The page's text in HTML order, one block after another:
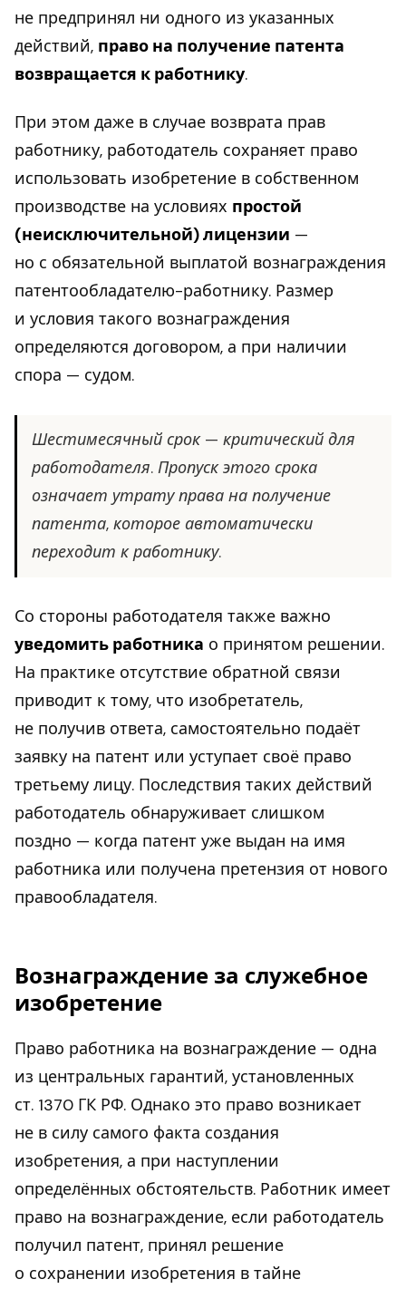
не предпринял ни одного из указанных
действий, право на получение патента
возвращается к работнику.
При этом даже в случае возврата прав
работнику, работодатель сохраняет право
использовать изобретение в собственном
производстве на условиях простой
(неисключительной) лицензии —
но с обязательной выплатой вознаграждения
патентообладателю-работнику. Размер
и условия такого вознаграждения
определяются договором, а при наличии
спора — судом.
Шестимесячный срок — критический для
работодателя. Пропуск этого срока
означает утрату права на получение
патента, которое автоматически
переходит к работнику.
Со стороны работодателя также важно
уведомить работника о принятом решении.
На практике отсутствие обратной связи
приводит к тому, что изобретатель,
не получив ответа, самостоятельно подаёт
заявку на патент или уступает своё право
третьему лицу. Последствия таких действий
работодатель обнаруживает слишком
поздно — когда патент уже выдан на имя
работника или получена претензия от нового
правообладателя.
Вознаграждение за служебное
изобретение
Право работника на вознаграждение — одна
из центральных гарантий, установленных
ст. 1370 ГК РФ. Однако это право возникает
не в силу самого факта создания
изобретения, а при наступлении
определённых обстоятельств. Работник имеет
право на вознаграждение, если работодатель
получил патент, принял решение
о сохранении изобретения в тайне